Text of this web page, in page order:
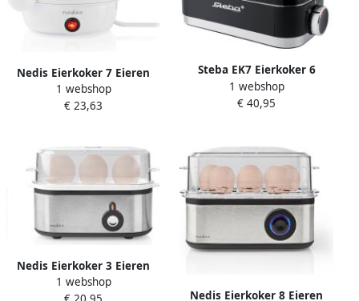
Nedis Eierkoker 7 Eieren
Maatbeker
Waarschuwingssignaal
1 webshop
€ 23,63
Steba EK7 Eierkoker 6
eieren warmhoudfunctie
Inclusief pocheertray BPA
1 webshop
€ 40,95
Nedis Eierkoker 3 Eieren
Maatbeker Aluminium
1 webshop
Nedis Eierkoker 8 Eieren